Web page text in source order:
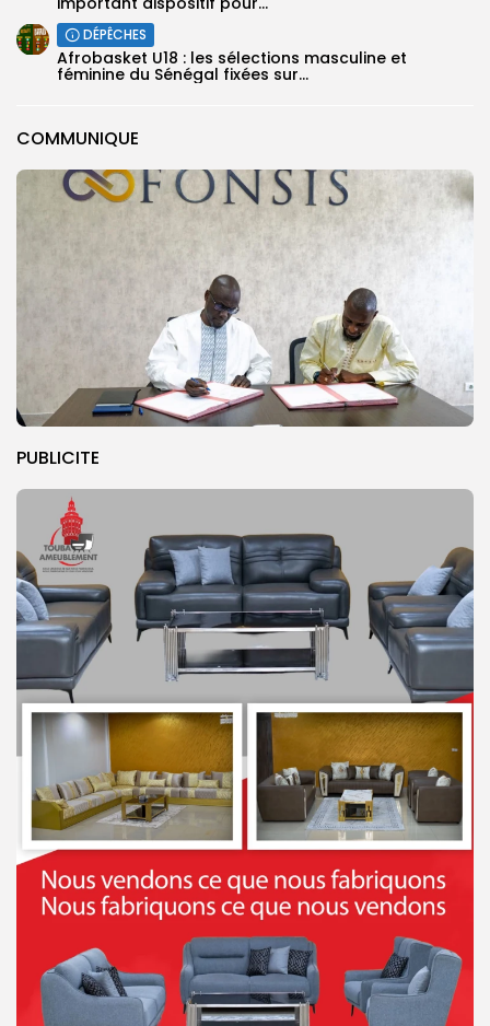
COMMUNIQUE
PUBLICITE
DÉPÊCHES
‎Afrobasket U18 : les sélections masculine et
féminine du Sénégal fixées sur...